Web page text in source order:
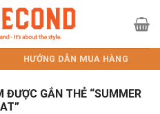
HƯỚNG DẪN MUA HÀNG
ĐƯỢC GẮN THẺ “SUMMER